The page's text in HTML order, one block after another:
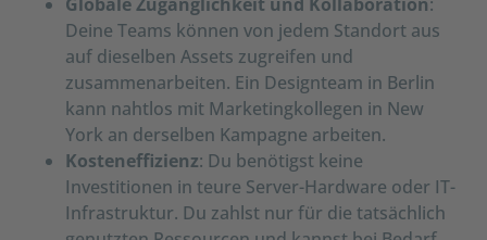
Deine Teams können von jedem Standort aus
auf dieselben Assets zugreifen und
zusammenarbeiten. Ein Designteam in Berlin
kann nahtlos mit Marketingkollegen in New
York an derselben Kampagne arbeiten.
Kosteneffizienz: Du benötigst keine
Investitionen in teure Server-Hardware oder IT-
Infrastruktur. Du zahlst nur für die tatsächlich